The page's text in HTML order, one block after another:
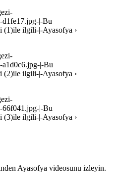
d1fe17.jpg-|-Bu
(1)ile ilgili-|-Ayasofya ›
a1d0c6.jpg-|-Bu
(2)ile ilgili-|-Ayasofya ›
66f041.jpg-|-Bu
(3)ile ilgili-|-Ayasofya ›
Ayasofya videosunu izleyin.